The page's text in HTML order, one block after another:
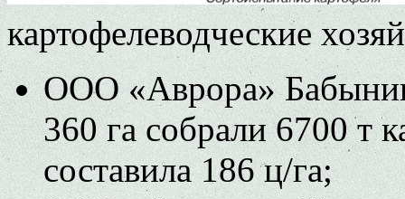
картофелеводческие
ООО «Аврора»
360 га собрали 6700 т
составила 186 ц/га;